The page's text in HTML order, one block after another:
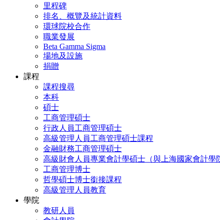
里程碑
排名、概覽及統計資料
環球院校合作
職業發展
Beta Gamma Sigma
場地及設施
捐贈
課程
課程搜尋
本科
碩士
工商管理碩士
行政人員工商管理碩士
高級管理人員工商管理碩士課程
金融財務工商管理碩士
高級財會人員專業會計學碩士（與上海國家會計學
工商管理博士
哲學碩士博士銜接課程
高級管理人員教育
學院
教研人員